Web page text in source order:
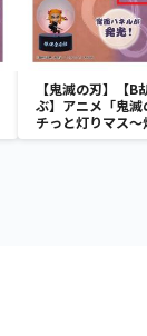
【鬼滅の刃】【B
ぶ】アニメ「鬼滅
チっと灯りマス～
郎・胡蝶しのぶ～